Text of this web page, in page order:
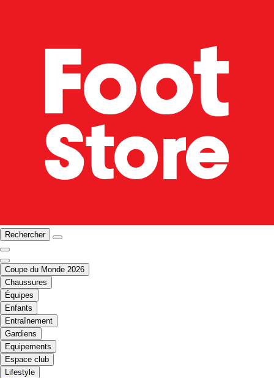
Rechercher
Coupe du Monde 2026
Chaussures
Équipes
Enfants
Entraînement
Gardiens
Equipements
Espace club
Lifestyle